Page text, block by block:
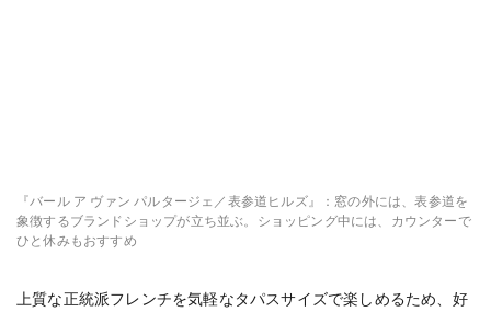
『バール ア ヴァン パルタージェ／表参道ヒルズ』：窓の外には、表参道を
象徴するブランドショップが立ち並ぶ。ショッピング中には、カウンターで
ひと休みもおすすめ
上質な正統派フレンチを気軽なタパスサイズで楽しめるため、好